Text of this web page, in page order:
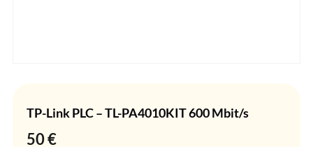
TP-Link PLC – TL-PA4010KIT 600 Mbit/s
50€